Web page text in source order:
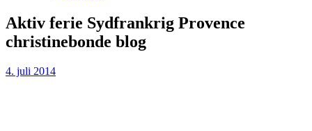
Skip
to
content
Aktiv ferie Sydfrankrig Provence
christinebonde blog
4. juli 2014